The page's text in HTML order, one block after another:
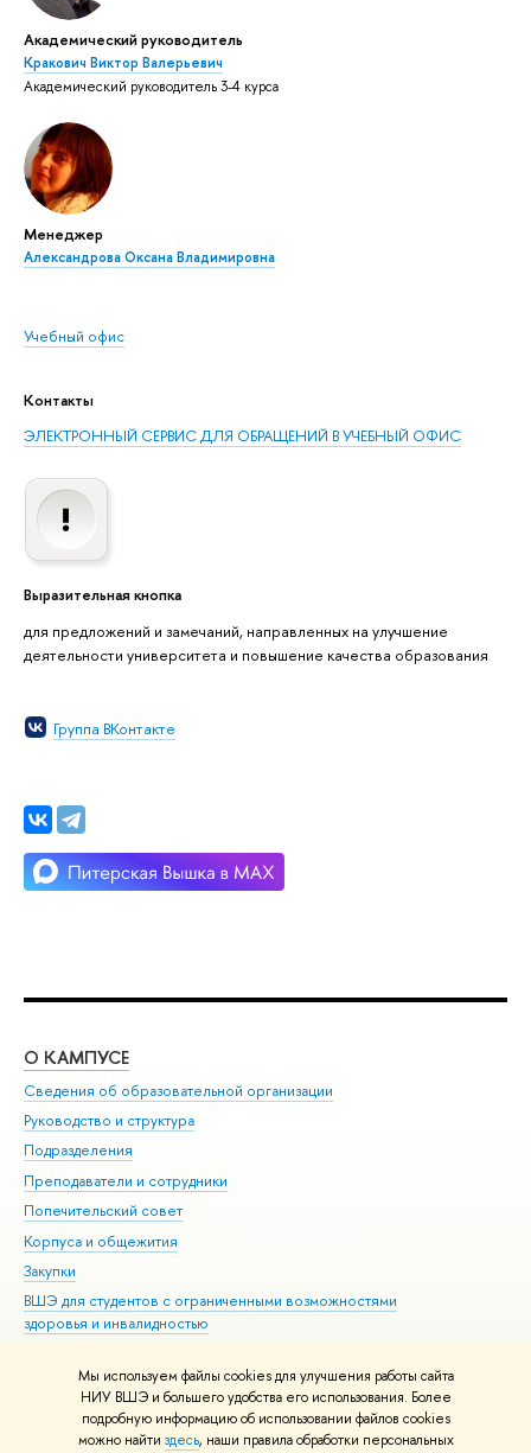
Мы используем файлы cookies для улучшения работы сайта
НИУ ВШЭ и большего удобства его использования. Более
подробную информацию об использовании файлов cookies
можно найти здесь, наши правила обработки персональных
Академический руководитель
Кракович Виктор Валерьевич
Академический руководитель 3-4 курса
Менеджер
Александрова Оксана Владимировна
Учебный офис
Контакты
ЭЛЕКТРОННЫЙ СЕРВИС ДЛЯ ОБРАЩЕНИЙ В УЧЕБНЫЙ ОФИС
Выразительная кнопка
для предложений и замечаний, направленных на улучшение
деятельности университета и повышение качества образования
Группа ВКонтакте
О КАМПУСЕ
Сведения об образовательной организации
Руководство и структура
Подразделения
Преподаватели и сотрудники
Попечительский совет
Корпуса и общежития
Закупки
ВШЭ для студентов с ограниченными возможностями
здоровья и инвалидностью
Единая платежная страница